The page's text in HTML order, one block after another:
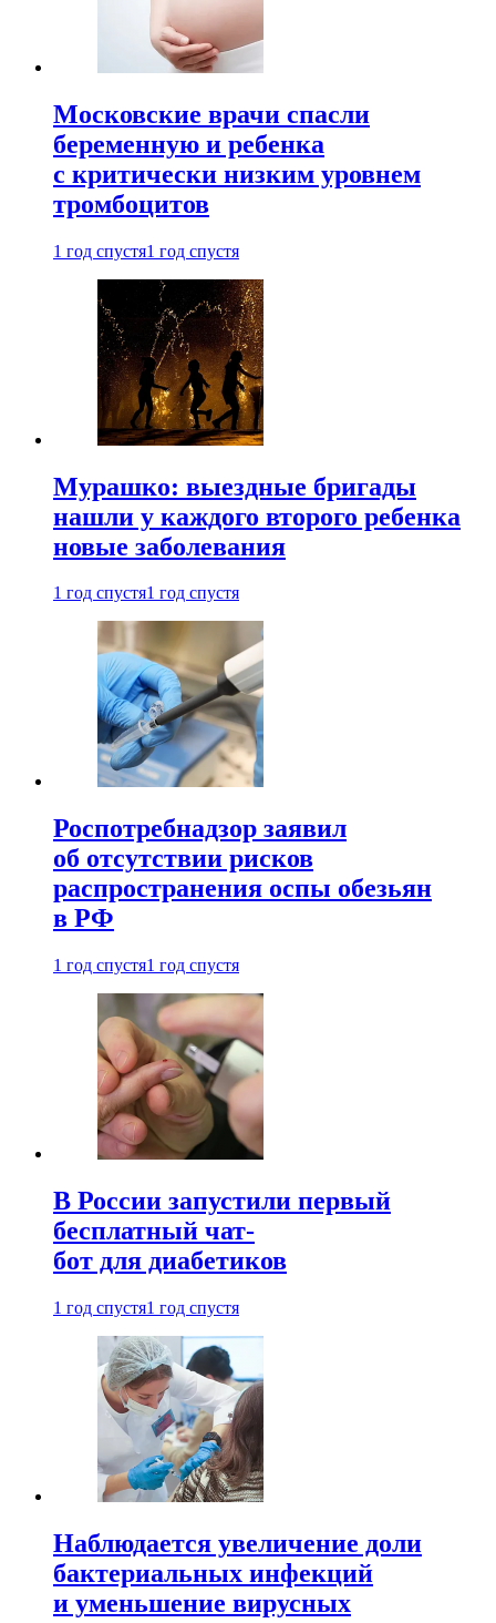
Московские врачи спасли
беременную и ребенка
с критически низким уровнем
тромбоцитов
1 год спустя1 год спустя
Мурашко: выездные бригады
нашли у каждого второго ребенка
новые заболевания
1 год спустя1 год спустя
Роспотребнадзор заявил
об отсутствии рисков
распространения оспы обезьян
в РФ
1 год спустя1 год спустя
В России запустили первый
бесплатный чат-
бот для диабетиков
1 год спустя1 год спустя
Наблюдается увеличение доли
бактериальных инфекций
и уменьшение вирусных